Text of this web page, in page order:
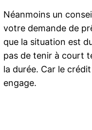
Néanmoins un
votre demande de
que la situation est
pas de tenir à court
la durée. Car le
engage.